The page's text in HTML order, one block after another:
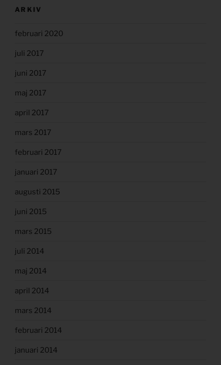
ARKIV
februari 2020
juli 2017
juni 2017
maj 2017
april 2017
mars 2017
februari 2017
januari 2017
augusti 2015
juni 2015
mars 2015
juli 2014
maj 2014
april 2014
mars 2014
februari 2014
januari 2014